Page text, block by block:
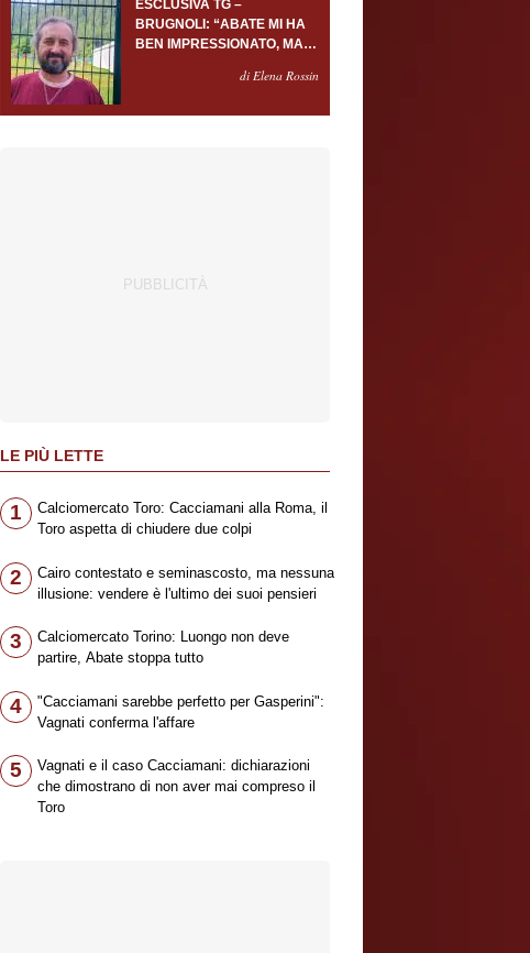
ESCLUSIVA TG –
BRUGNOLI: “ABATE MI HA
BEN IMPRESSIONATO, MA
PORTIERE SERVONOdi Elena Rossin
LE PIÙ LETTE
1
Calciomercato Toro: Cacciamani alla Roma, il
Toro aspetta di chiudere due colpi
2
Cairo contestato e seminascosto, ma nessuna
illusione: vendere è l'ultimo dei suoi pensieri
3
Calciomercato Torino: Luongo non deve
partire, Abate stoppa tutto
4
"Cacciamani sarebbe perfetto per Gasperini":
Vagnati conferma l'affare
5
Vagnati e il caso Cacciamani: dichiarazioni
che dimostrano di non aver mai compreso il
Toro